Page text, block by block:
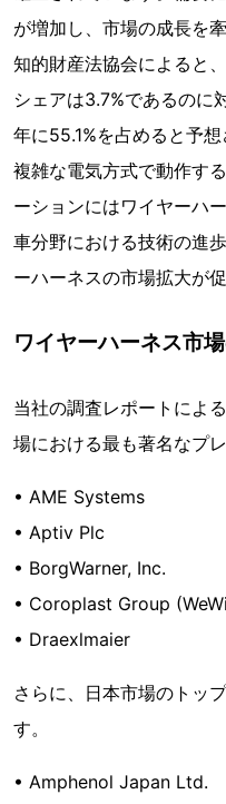
が増加し、市場の成長を
知的財産法協会によると
シェアは3.7%であるのに
年に55.1%を占めると予
複雑な電気方式で動作す
ーションにはワイヤーハ
車分野における技術の進
ーハーネスの市場拡大が
ワイヤーハーネス市
当社の調査レポートによ
場における最も著名なプ
• AME Systems
• Aptiv Plc
• BorgWarner, Inc.
• Coroplast Group
• Draexlmaier
さらに、日本市場のトッ
す。
• Amphenol Japan Ltd.